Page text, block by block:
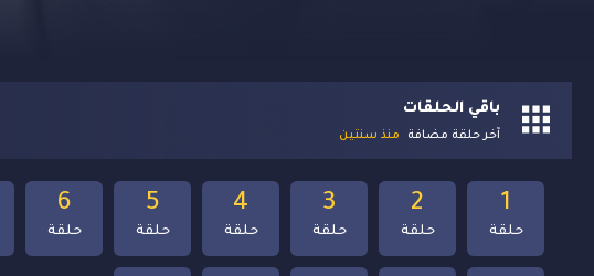
باقي الحلقات
آخر حلقة مضافة منذ سنتين
6
حلقة
5
حلقة
4
حلقة
3
حلقة
2
حلقة
1
حلقة